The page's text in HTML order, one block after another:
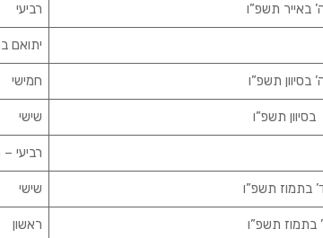
באייר תשפ”ו רביעי
יתואם
בסיוון תשפ”ו
חמישי
בסיוון תשפ”ו שישי
רביעי –
בתמוז תשפ”ו שישי
בתמוז תשפ”ו ראשון